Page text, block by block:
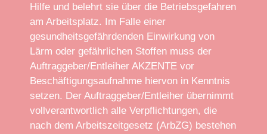
Hilfe und belehrt sie über die Betriebsgefahren
am Arbeitsplatz. Im Falle einer
gesundheitsgefährdenden Einwirkung von
Lärm oder gefährlichen Stoffen muss der
Auftraggeber/Entleiher AKZENTE vor
Beschäftigungsaufnahme hiervon in Kenntnis
setzen. Der Auftraggeber/Entleiher übernimmt
vollverantwortlich alle Verpflichtungen, die
nach dem Arbeitszeitgesetz (ArbZG) bestehen